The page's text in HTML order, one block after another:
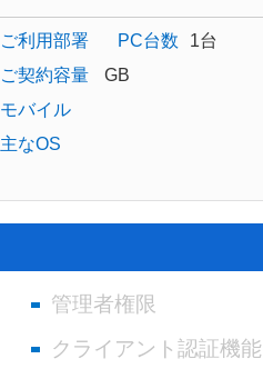
ご利用部署 PC台数
1台
ご契約容量
GB
モバイル
主なOS
管理者権限
クライアント認証機能